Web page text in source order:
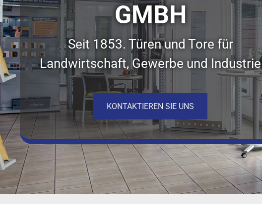
GMBH
Seit 1853. Türen und Tore für
Landwirtschaft, Gewerbe und Industrie
KONTAKTIEREN SIE UNS